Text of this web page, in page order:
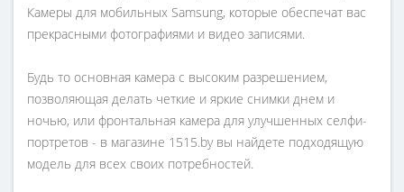
Камеры для мобильных Samsung, которые обеспечат вас
прекрасными фотографиями и видео записями.
Будь то основная камера с высоким разрешением,
позволяющая делать четкие и яркие снимки днем и
ночью, или фронтальная камера для улучшенных селфи-
портретов - в магазине 1515.by вы найдете подходящую
модель для всех своих потребностей.